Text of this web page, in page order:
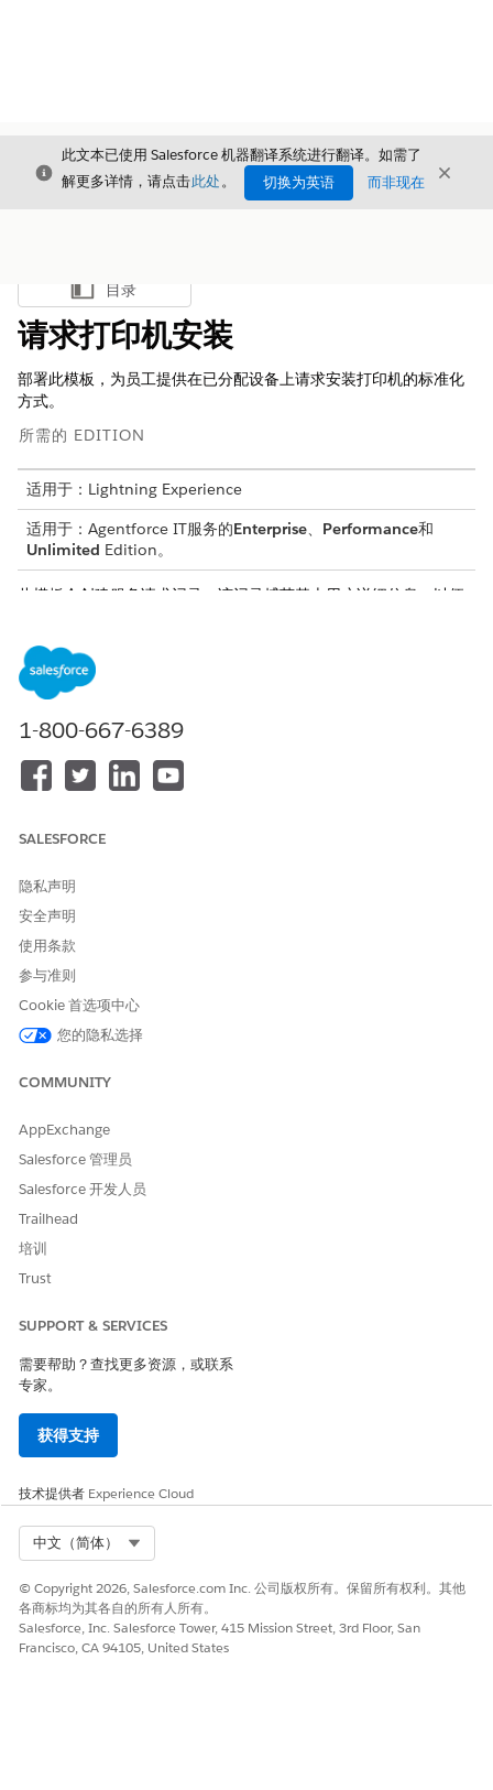
关闭
此文本已使用 Salesforce 机器翻译系统进行翻译。如需了
解更多详情，请点击此处。 切换为英语 而非现在 关闭
显示目录
目录
请求打印机安装
部署此模板，为员工提供在已分配设备上请求安装打印机的标准化
方式。
所需的 EDITION
适用于：Lightning Experience
适用于：Agentforce IT服务的Enterprise、 Performance和
Unlimited Edition。
此模板会创建服务请求记录，该记录捕获基本用户详细信息，以便
接收属性
此模板的接收表单从员工那里获取这些详细信息：
目标设备：员工希望安装新打印机的公司分配的设备，从员工
Okta 受管设备的动态填充列表中选择。
此服务流程会将手动履行的请求发送给 IT 团队。您可以在 Flow
集成
此模板在履行流中使用与 Okta 的预配置集成。要使用此集成，请
确保配置 Okta 凭据。要了解有关此第三方连接器的更多信息，请
Okta 连接器
1-800-667-6389
SALESFORCE
隐私声明
安全声明
使用条款
参与准则
Cookie 首选项中心
您的隐私选择
COMMUNITY
AppExchange
Salesforce 管理员
Salesforce 开发人员
Trailhead
培训
Trust
SUPPORT & SERVICES
需要帮助？查找更多资源，或联系
专家。
获得支持
技术提供者 Experience Cloud
中文（简体）
© Copyright 2026, Salesforce.com Inc. 公司版权所有。保留所有权利。其他
各商标均为其各自的所有人所有。
Salesforce, Inc. Salesforce Tower, 415 Mission Street, 3rd Floor, San
Francisco, CA 94105, United States